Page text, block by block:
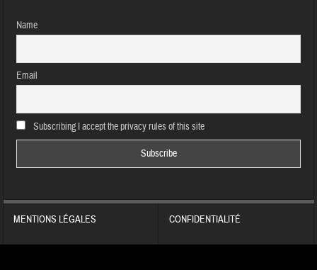
Name
Email
Subscribing I accept the privacy rules of this site
MENTIONS LÉGALES CONFIDENTIALITÉ